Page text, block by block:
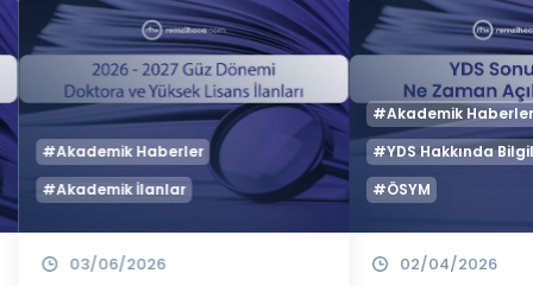
#Akademik Haberler
#Akademik İlanlar
03/06/2026
#Akademik
#YDS Hakkında
#ÖSYM
02/04/2026